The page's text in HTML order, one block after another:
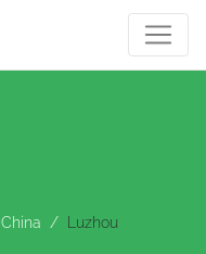
China Luzhou